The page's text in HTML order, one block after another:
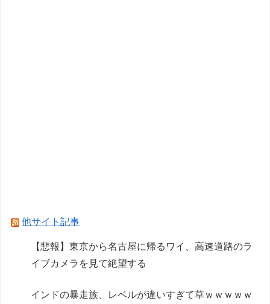
他サイト記事
【悲報】東京から名古屋に帰るワイ、高速道路のラ
イブカメラを見て絶望する
インドの暴走族、レベルが違いすぎて草ｗｗｗｗｗ